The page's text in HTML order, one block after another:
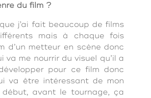
du film ?
j’ai fait beaucoup de films
mais à chaque fois
d’un metteur en scène donc
va me nourrir du visuel qu’il a
pour ce film donc
va être intéressant de mon
avant le tournage, ça